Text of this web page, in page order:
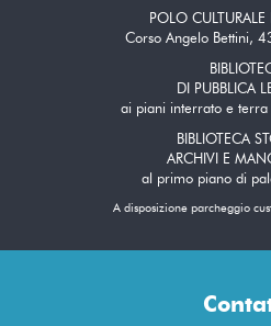
POLO CULTURALE
Corso Angelo Bettini,
DI PUBBLICA
ai piani interrato e terra
BIBLIOTECA
ARCHIVI E
al primo piano di
A disposizione parcheggio